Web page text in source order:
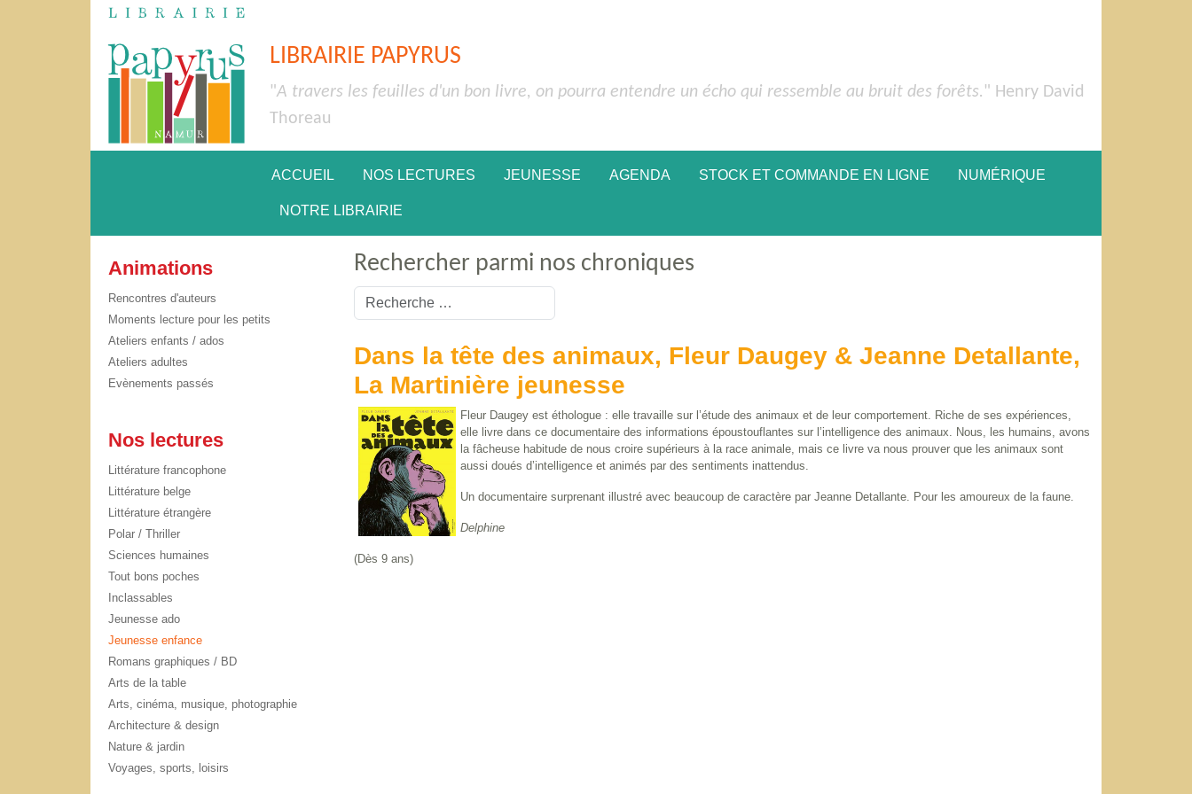
LIBRAIRIE PAPYRUS
"A travers les feuilles d'un bon livre, on pourra entendre un écho qui ressemble au bruit des forêts. " Henry David
Thoreau
ACCUEIL NOS LECTURES JEUNESSE AGENDA STOCK ET COMMANDE EN LIGNE NUMÉRIQUE
NOTRE LIBRAIRIE
Animations
Rencontres d'auteurs
Moments lecture pour les petits
Ateliers enfants / ados
Ateliers adultes
Evènements passés
Nos lectures
Littérature francophone
Littérature belge
Littérature étrangère
Polar / Thriller
Sciences humaines
Tout bons poches
Inclassables
Jeunesse ado
Jeunesse enfance
Romans graphiques / BD
Arts de la table
Arts, cinéma, musique, photographie
Architecture & design
Nature & jardin
Voyages, sports, loisirs
Rechercher parmi nos chroniques
Valider
Dans la tête des animaux, Fleur Daugey & Jeanne Detallante,
La Martinière jeunesse
Fleur Daugey est éthologue : elle travaille sur l’étude des animaux et de leur comportement. Riche de ses expériences,
elle livre dans ce documentaire des informations époustouflantes sur l’intelligence des animaux. Nous, les humains, avons
la fâcheuse habitude de nous croire supérieurs à la race animale, mais ce livre va nous prouver que les animaux sont
aussi doués d’intelligence et animés par des sentiments inattendus.
Un documentaire surprenant illustré avec beaucoup de caractère par Jeanne Detallante. Pour les amoureux de la faune.
Delphine
(Dès 9 ans)